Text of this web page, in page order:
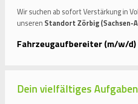
Wir suchen ab sofort Verstärkung in
unseren Standort Zörbig (Sachsen-
Fahrzeugaufbereiter (m/w/d)
Dein vielfältiges